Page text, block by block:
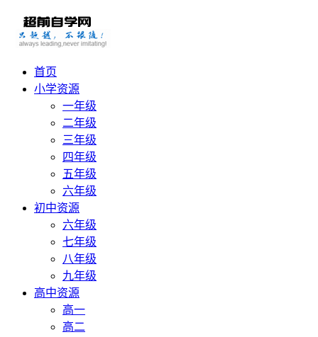
首页
小学资源
一年级
二年级
三年级
四年级
五年级
六年级
初中资源
六年级
七年级
八年级
九年级
高中资源
高一
高二